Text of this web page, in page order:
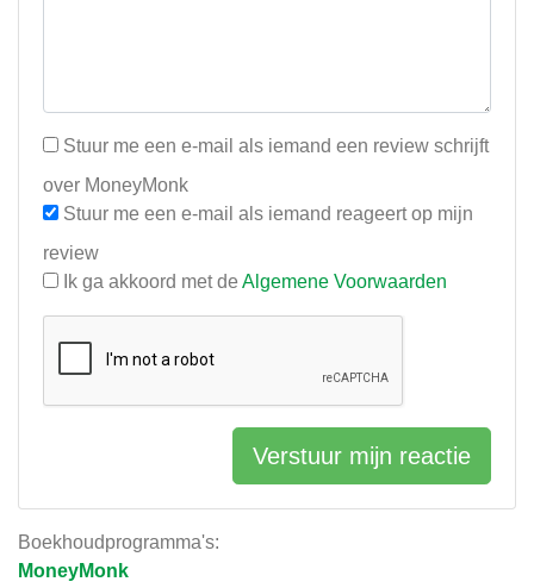
Boekhoudprogramma's:
MoneyMonk
Stuur me een e-mail als iemand een review schrijft
over MoneyMonk
Stuur me een e-mail als iemand reageert op mijn
review
Ik ga akkoord met de Algemene Voorwaarden
Verstuur mijn reactie